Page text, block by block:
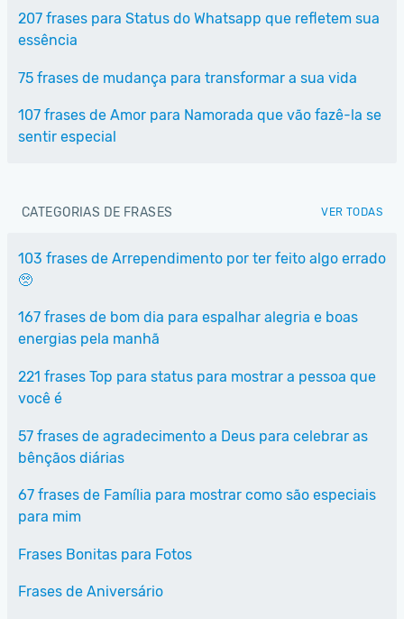
207 frases para Status do Whatsapp que refletem sua
essência
75 frases de mudança para transformar a sua vida
107 frases de Amor para Namorada que vão fazê-la se
sentir especial
CATEGORIAS DE FRASES VER TODAS
103 frases de Arrependimento por ter feito algo errado
🥺
167 frases de bom dia para espalhar alegria e boas
energias pela manhã
221 frases Top para status para mostrar a pessoa que
você é
57 frases de agradecimento a Deus para celebrar as
bênçãos diárias
67 frases de Família para mostrar como são especiais
para mim
Frases Bonitas para Fotos
Frases de Aniversário